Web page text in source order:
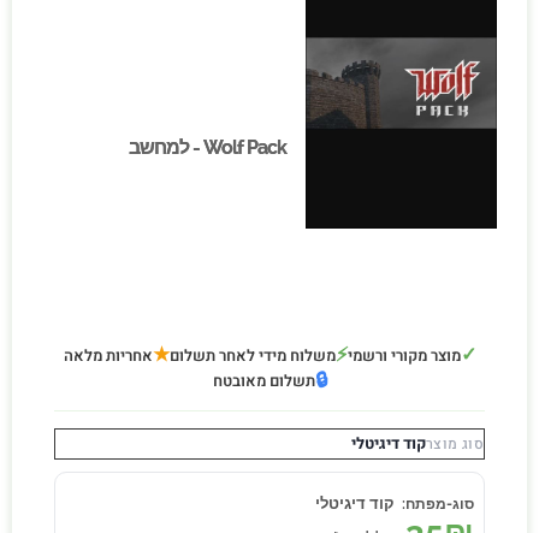
Wolf Pack - למחשב
Wolf Pack - למחשב
✓מוצר מקורי ורשמי⚡משלוח מידי לאחר תשלום★אחריות מלאה
🔒תשלום מאובטח
סוג מוצרקוד דיגיטלי
קוד דיגיטלי